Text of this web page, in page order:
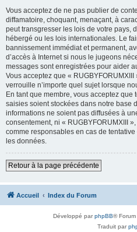
Vous acceptez de ne pas publier de
diffamatoire, choquant, menaçant, à
peut transgresser les lois de votre pays,
hébergé ou les lois internationales. Le
bannissement immédiat et permanent,
d’accès à Internet si nous le jugeons
messages sont enregistrées pour aider
Vous acceptez que «
verrouille n’importe quel sujet lorsque
En tant que membre, vous acceptez
saisies soient stockées dans notre base
informations ne soient pas diffusées à
consentement, ni « RUGBYFORUMXIII
comme responsables en cas de
les données.
Retour à la page précédente
Accueil Index du Forum
Développé parphpBB®
Traduit par